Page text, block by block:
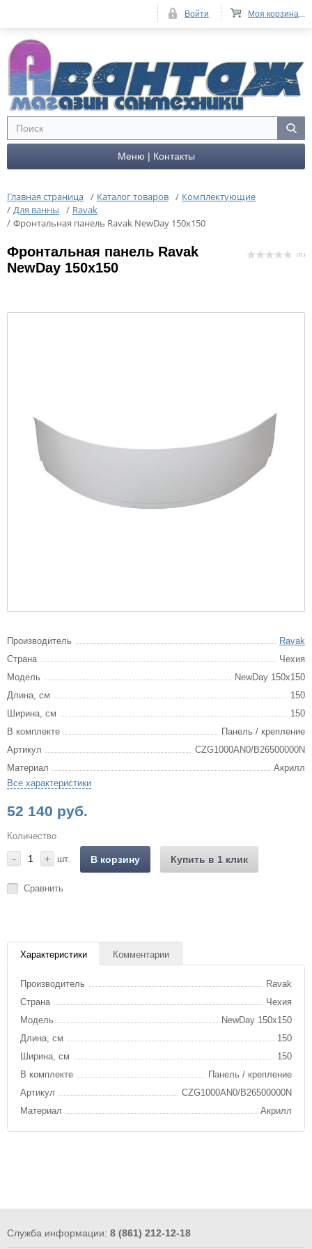
Меню | Контакты
Главная страница / Каталог товаров / Комплектующие
/ Для ванны / Ravak
/ Фронтальная панель Ravak NewDay 150x150
Фронтальная панель Ravak
NewDay 150x150
( 0 )
Производитель
Ravak
Страна
Чехия
Модель
NewDay 150x150
Длина, см
150
Ширина, см
150
В комплекте
Панель / крепление
Артикул
CZG1000AN0/B26500000N
Материал
Акрилл
Все характеристики
52 140 руб.
Количество
- + шт. В корзину Купить в 1 клик
Сравнить
Характеристики Комментарии
Производитель
Ravak
Страна
Чехия
Модель
NewDay 150x150
Длина, см
150
Ширина, см
150
В комплекте
Панель / крепление
Артикул
CZG1000AN0/B26500000N
Материал
Акрилл
Служба информации: 8 (861) 212-12-18
Моя корзина...
Войти